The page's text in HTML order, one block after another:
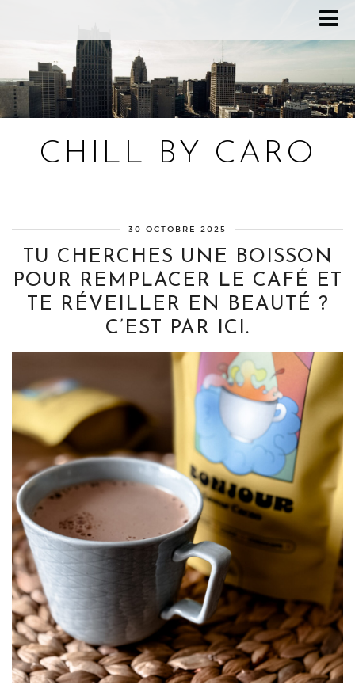
CHILL BY CARO
30 OCTOBRE 2025
TU CHERCHES UNE BOISSON
POUR REMPLACER LE CAFÉ ET
TE RÉVEILLER EN BEAUTÉ ?
C’EST PAR ICI.